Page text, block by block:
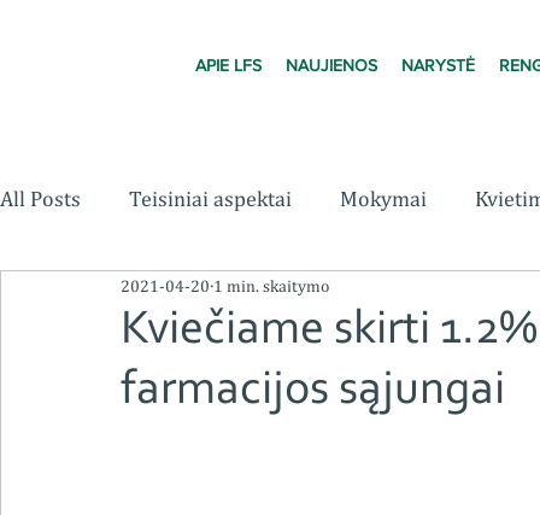
APIE LFS NAUJIENOS NARYSTĖ
All Posts Teisiniai aspektai Mokymai
Kviečiame skirti
farmacijos sąjungai
2021-04-20 1 min. skaitymo